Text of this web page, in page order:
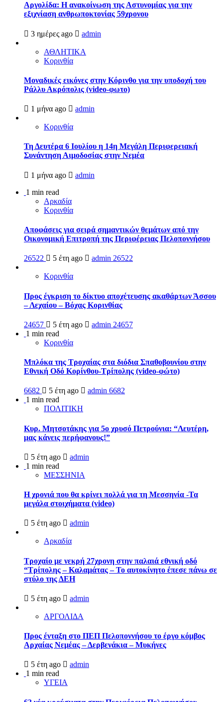
Αργολίδα: Η ανακοίνωση της Αστυνομίας για την
εξιχνίαση ανθρωποκτονίας 59χρονου
3 ημέρες ago admin
ΑΘΛΗΤΙΚΑ
Κορινθία
Μοναδικές εικόνες στην Κόρινθο για την υποδοχή του
Ράλλυ Ακρόπολις (video-φωτο)
1 μήνα ago admin
Κορινθία
Τη Δευτέρα 6 Ιουλίου η 14η Μεγάλη Περιφερειακή
Συνάντηση Αιμοδοσίας στην Νεμέα
1 μήνα ago
admin
1 min read
Αρκαδία
Κορινθία
Αποφάσεις για σειρά σημαντικών θεμάτων από την
Οικονομική Επιτροπή της Περιφέρειας Πελοποννήσου
26522 5 έτη ago admin 26522
Κορινθία
Προς έγκριση το δίκτυο αποχέτευσης ακαθάρτων Άσσου
– Λεχαίου – Βόχας Κορινθίας
24657 5 έτη ago admin 24657
1 min read
Κορινθία
Μπλόκα της Τροχαίας στα διόδια Σπαθοβουνίου στην
Εθνική Οδό Κορίνθου-Τρίπολης (video-φώτο)
6682 5 έτη ago admin 6682
1 min read
ΠΟΛΙΤΙΚΗ
Κυρ. Μητσοτάκης για 5ο χρυσό Πετρούνια: “Λευτέρη,
μας κάνεις περήφανους!”
5 έτη ago
admin
1 min read
ΜΕΣΣΗΝΙΑ
Η χρονιά που θα κρίνει πολλά για τη Μεσσηνία -Τα
μεγάλα στοιχήματα (video)
5 έτη ago admin
Αρκαδία
Τροχαίο με νεκρή 27χρονη στην παλαιά εθνική οδό
“Τρίπολης – Καλαμάτας – Το αυτοκίνητο έπεσε πάνω σε
στύλο της ΔΕΗ
5 έτη ago admin
ΑΡΓΟΛΙΔΑ
Προς ένταξη στο ΠΕΠ Πελοποννήσου το έργο κόμβος
Αρχαίας Νεμέας – Δερβενάκια – Μυκήνες
5 έτη ago
admin
1 min read
ΥΓΕΙΑ